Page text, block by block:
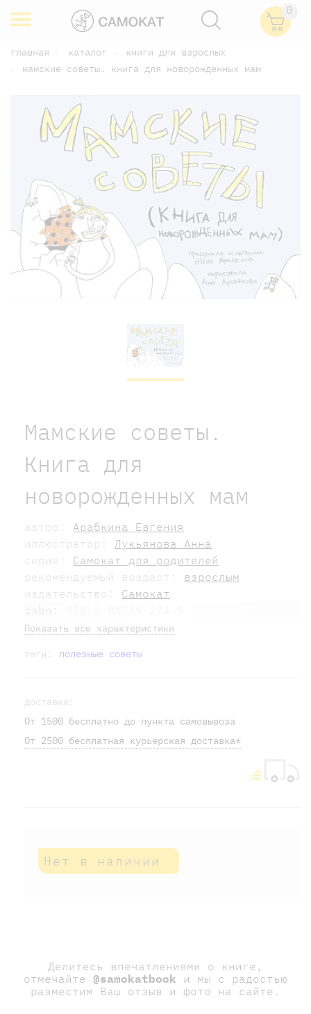
0
главная каталог
книги для взрослых
мамские советы. книга для новорожденных мам
Мамские советы.
Книга для
новорожденных мам
автор: Арабкина Евгения
иллюстратор: Лукьянова Анна
серия: Самокат для родителей
рекомендуемый возраст: взрослым
издательство: Самокат
isbn:
Показать все характеристики
теги: полезные советы
доставка:
От 1500 бесплатно до пункта самовывоза
От 2500 бесплатная курьерская доставка*
Нет в наличии
Делитесь впечатлениями о книге,
отмечайте @samokatbook и мы с радостью
разместим Ваш отзыв и фото на сайте.